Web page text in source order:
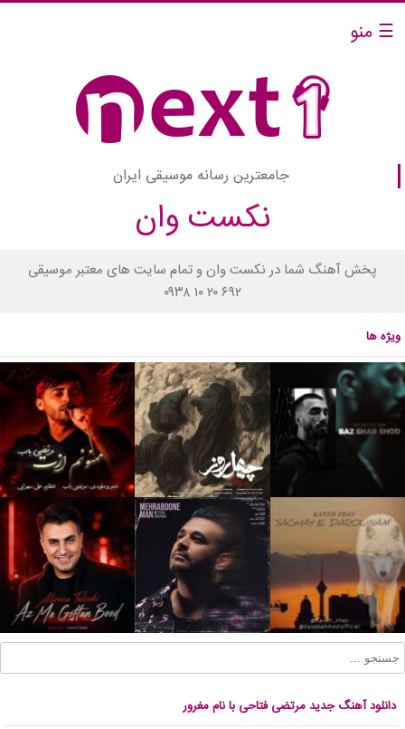
☰ منو
جامعترین رسانه موسیقی ایران
نکست وان
پخش آهنگ شما در نکست وان و تمام سایت های معتبر موسیقی
۰۹۳۸ ۱۰ ۲۰ ۶۹۲
ویژه ها
دانلود آهنگ جدید مرتضی فتاحی با نام مغرور